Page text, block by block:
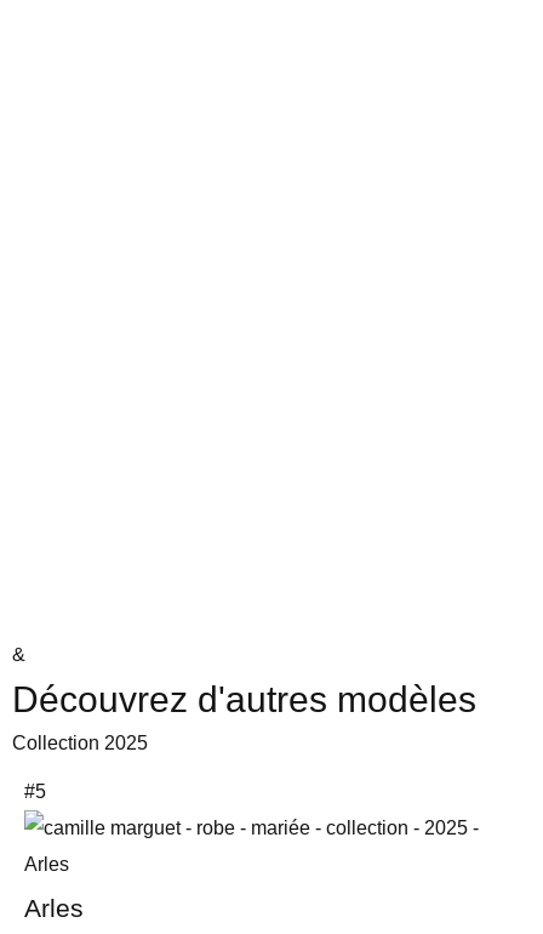
&
Découvrez d'autres modèles
Collection 2025
#5
Arles